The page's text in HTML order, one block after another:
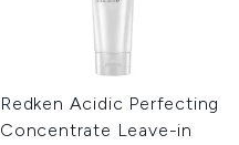
Redken Acidic Perfecting
Concentrate Leave-in